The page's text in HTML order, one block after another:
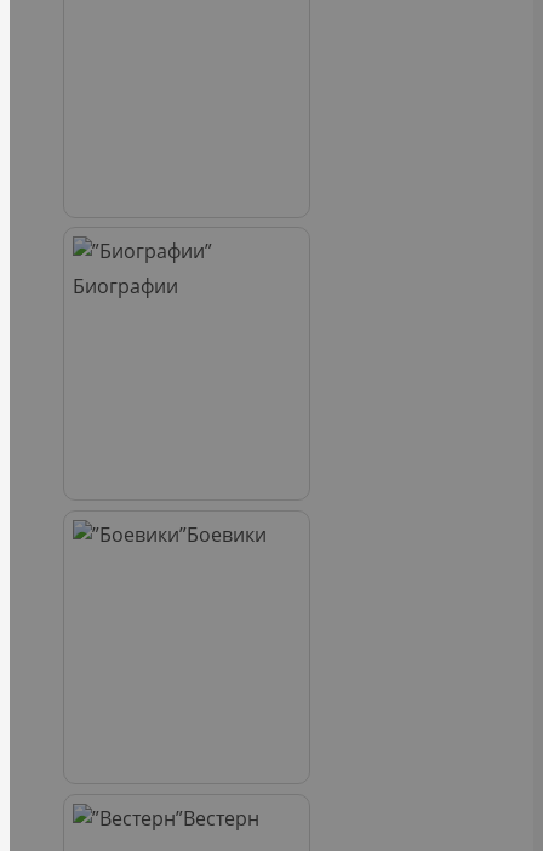
Биографии
Боевики
Вестерн